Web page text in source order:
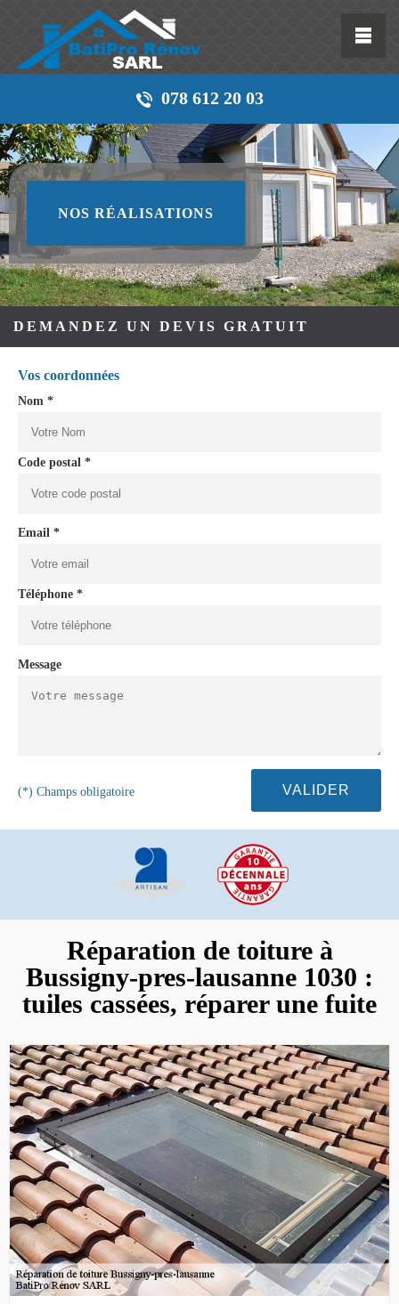
078 612 20 03
NOS RÉALISATIONS
DEMANDEZ UN DEVIS GRATUIT
Vos coordonnées
Nom *
Code postal *
Email *
Téléphone *
Message
(*) Champs obligatoire
Réparation de toiture à
Bussigny-pres-lausanne 1030 :
tuiles cassées, réparer une fuite